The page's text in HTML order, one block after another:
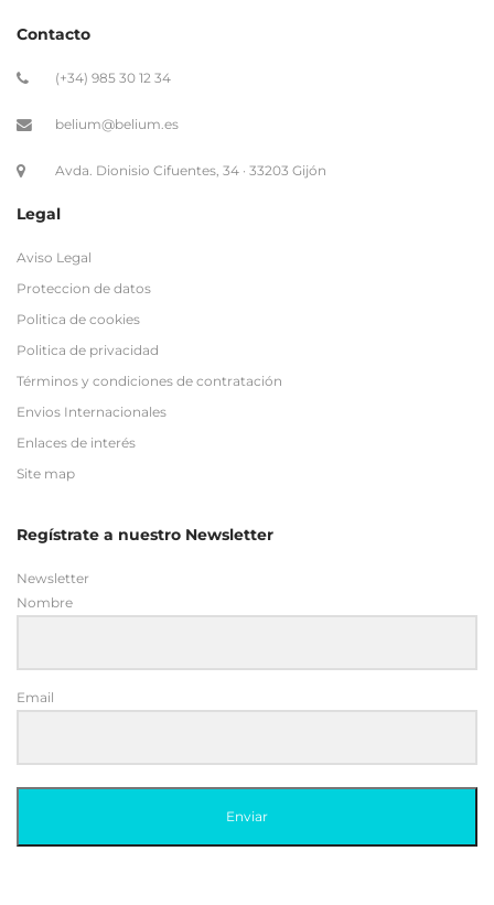
Contacto
(+34) 985 30 12 34
belium@belium.es
Avda. Dionisio Cifuentes, 34 · 33203 Gijón
Legal
Aviso Legal
Proteccion de datos
Politica de cookies
Politica de privacidad
Términos y condiciones de contratación
Envios Internacionales
Enlaces de interés
Site map
Regístrate a nuestro Newsletter
Newsletter
Nombre
Email
Enviar